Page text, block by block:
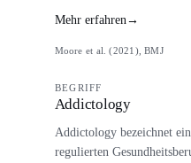
Mehr erfahren →
Moore et al. (2021), BMJ
BEGRIFF
Addictology
Addictology bezeichnet
regulierten